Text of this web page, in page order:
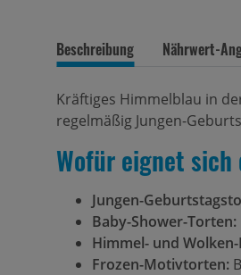
Beschreibung Nährwert-
Kräftiges Himmelblau in
regelmäßig Jungen-
Wofür eignet
Jungen-
Baby-Shower-Torten:
Himmel- und
Frozen-Motivtorten: